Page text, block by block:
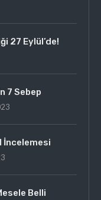
27 Eylül’de!
7 Sebep
İncelemesi
Belli